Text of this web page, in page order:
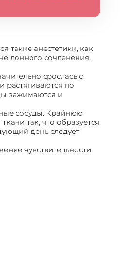
такие анестетики, как
лонного сочленения,
срослась с
растягиваются по
зажимаются и
сосуды. Крайнюю
так, что образуется
день следует
чувствительности